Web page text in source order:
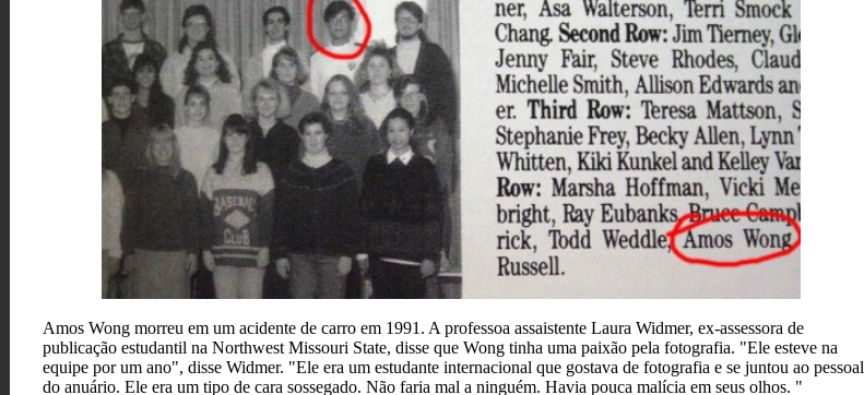
Amos Wong morreu em um acidente de carro em 1991. A professoa assaistente Laura Widmer, ex-assessora de
publicação estudantil na Northwest Missouri State, disse que Wong tinha uma paixão pela fotografia. "Ele esteve na
equipe por um ano", disse Widmer. "Ele era um estudante internacional que gostava de fotografia e se juntou ao pessoal
do anuário. Ele era um tipo de cara sossegado. Não faria mal a ninguém. Havia pouca malícia em seus olhos. "